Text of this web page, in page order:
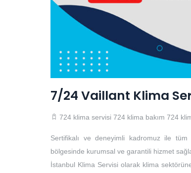
7/24 Vaillant Klima
724 klima servisi 724 klima bakım 724
Sertifikalı ve deneyimli kadromuz ile
bölgesinde kurumsal ve garantili hizmet
İstanbul Klima Servisi olarak klima